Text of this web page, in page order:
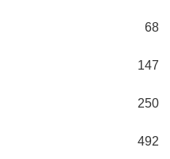
68
147
250
492